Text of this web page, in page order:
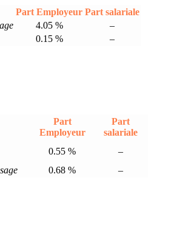
Part Employeur Part salariale
4.05 %
–
0.15 % –
Part
Employeur
Part
salariale
0.55 %
–
0.68 % –